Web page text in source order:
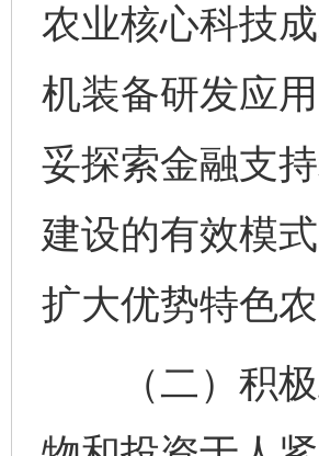
农业核心科技
机装备研发应
妥探索金融支
建设的有效模
扩大优势特色
（二）积极